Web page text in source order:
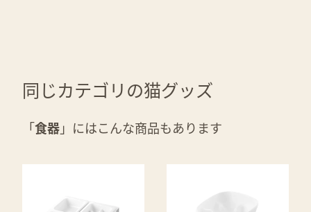
同じカテゴリの猫グッズ
「食器」にはこんな商品もあります